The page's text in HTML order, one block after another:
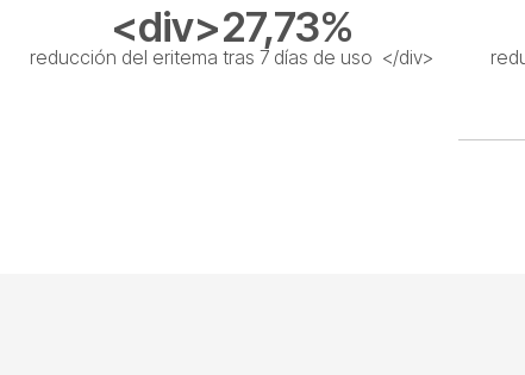
<div>27,73%
reducción del eritema tras 7 días de uso </div>